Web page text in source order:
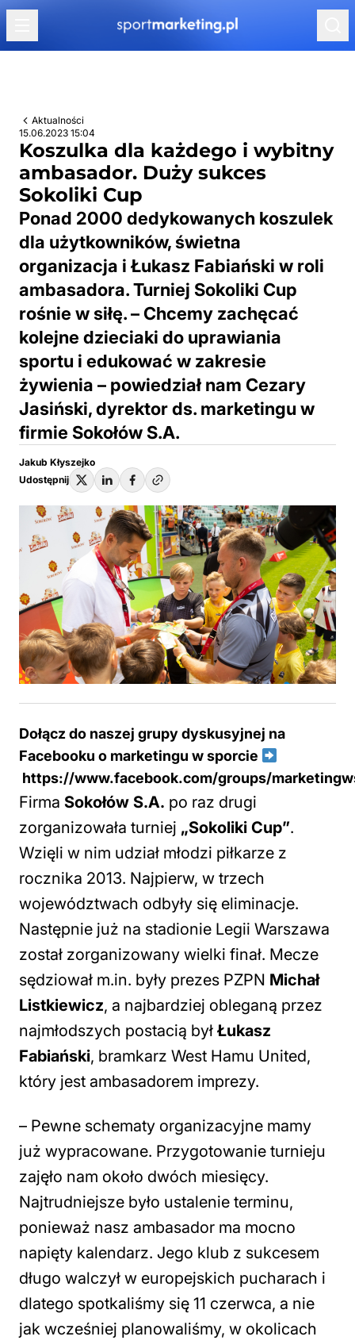
Przejdź do treści
Aktualności
15.06.2023 15:04
Koszulka dla każdego i wybitny
ambasador. Duży sukces
Sokoliki Cup
Ponad 2000 dedykowanych koszulek
dla użytkowników, świetna
organizacja i Łukasz Fabiański w roli
ambasadora. Turniej Sokoliki Cup
rośnie w siłę. – Chcemy zachęcać
kolejne dzieciaki do uprawiania
sportu i edukować w zakresie
żywienia – powiedział nam Cezary
Jasiński, dyrektor ds. marketingu w
firmie Sokołów S.A.
Jakub Kłyszejko
Udostępnij
Dołącz do naszej grupy dyskusyjnej na
Facebooku o marketingu w sporcie
https://www.facebook.com/groups/
Firma Sokołów S.A. po raz drugi
zorganizowała turniej „Sokoliki Cup”.
Wzięli w nim udział młodzi piłkarze z
rocznika 2013. Najpierw, w trzech
województwach odbyły się eliminacje.
Następnie już na stadionie Legii Warszawa
został zorganizowany wielki finał. Mecze
sędziował m.in. były prezes PZPN Michał
Listkiewicz, a najbardziej obleganą przez
najmłodszych postacią był Łukasz
Fabiański, bramkarz West Hamu United,
który jest ambasadorem imprezy.
– Pewne schematy organizacyjne mamy
już wypracowane. Przygotowanie turnieju
zajęło nam około dwóch miesięcy.
Najtrudniejsze było ustalenie terminu,
ponieważ nasz ambasador ma mocno
napięty kalendarz. Jego klub z sukcesem
długo walczył w europejskich pucharach i
dlatego spotkaliśmy się 11 czerwca, a nie
jak wcześniej planowaliśmy, w okolicach